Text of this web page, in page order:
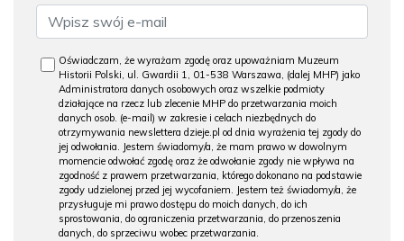
Oświadczam, że wyrażam zgodę oraz upoważniam Muzeum
Historii Polski, ul. Gwardii 1, 01-538 Warszawa, (dalej MHP) jako
Administratora danych osobowych oraz wszelkie podmioty
działające na rzecz lub zlecenie MHP do przetwarzania moich
danych osob. (e-mail) w zakresie i celach niezbędnych do
otrzymywania newslettera dzieje.pl od dnia wyrażenia tej zgody do
jej odwołania. Jestem świadomy/a, że mam prawo w dowolnym
momencie odwołać zgodę oraz że odwołanie zgody nie wpływa na
zgodność z prawem przetwarzania, którego dokonano na podstawie
zgody udzielonej przed jej wycofaniem. Jestem też świadomy/a, że
przysługuje mi prawo dostępu do moich danych, do ich
sprostowania, do ograniczenia przetwarzania, do przenoszenia
danych, do sprzeciwu wobec przetwarzania.